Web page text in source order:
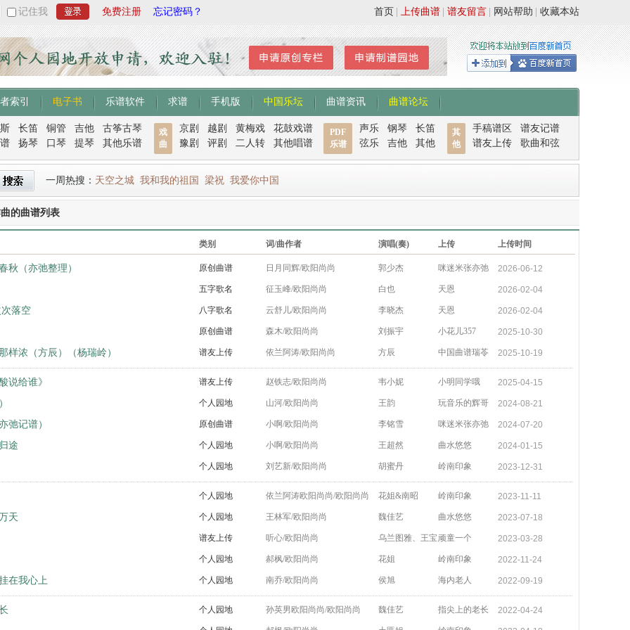
记住我 免费注册 忘记密码？ 收藏本站
网站帮助
谱友留言
上传曲谱
首页
索引 电子书 乐谱软件 求谱 手机版 中国乐坛 曲谱资讯 曲谱论坛
长笛 铜管 吉他
古筝古琴
扬琴 口琴 提琴 其他乐谱
戏
曲
京剧 越剧 黄梅戏
花鼓戏谱
豫剧
评剧 二人转 其他唱谱
PDF
乐谱
声乐 钢琴
长笛
弦乐
吉他 其他
其
他
手稿谱区
谱友记谱
谱友上传
歌曲和弦
一周热搜： 天空之城 我和我的祖国 梁祝 我爱你中国
的曲谱列表
类别 词/曲作者 演唱(奏) 上传 上传时间
秋（亦弛整理） 原创曲谱 日月同辉/欧阳尚尚 郭少杰 咪迷米张亦弛 2026-06-12
五字歌名 征玉峰/欧阳尚尚 白也 天恩 2026-02-04
落空 八字歌名 云舒儿/欧阳尚尚 李晓杰 天恩 2026-02-04
原创曲谱 森木/欧阳尚尚 刘振宇 小花儿357 2025-10-30
样浓（方辰）（杨瑞岭） 谱友上传 依兰阿涛/欧阳尚尚 方辰 中国曲谱瑞苓 2025-10-19
说给谁》 谱友上传 赵铁志/欧阳尚尚 韦小妮 小明同学哦 2025-04-15
个人园地 山河/欧阳尚尚 王韵 玩音乐的辉哥 2024-08-21
弛记谱） 原创曲谱 小啊/欧阳尚尚 李铭雪 咪迷米张亦弛 2024-07-20
途 个人园地 小啊/欧阳尚尚 王超然 曲水悠悠 2024-01-15
个人园地 刘艺新/欧阳尚尚 胡蜜丹 岭南印象 2023-12-31
个人园地 依兰阿涛欧阳尚尚/欧阳尚尚 花姐&南昭 岭南印象 2023-11-11
天 个人园地 王林军/欧阳尚尚 魏佳艺 曲水悠悠 2023-07-18
谱友上传 听心/欧阳尚尚 乌兰图雅、王宝顽童一个 2023-03-28
个人园地 郝枫/欧阳尚尚 花姐 岭南印象 2022-11-24
在我心上 个人园地 南乔/欧阳尚尚 侯旭 海内老人 2022-09-19
个人园地 孙英男欧阳尚尚/欧阳尚尚 魏佳艺 指尖上的老长 2022-04-24